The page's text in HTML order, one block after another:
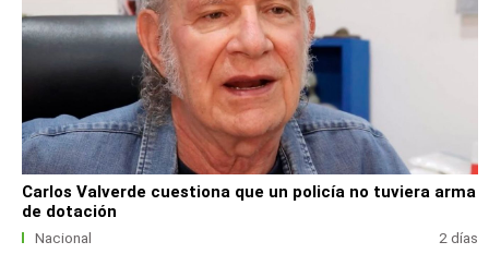
Carlos Valverde cuestiona que un policía no tuviera arma
de dotación
Nacional 2 días